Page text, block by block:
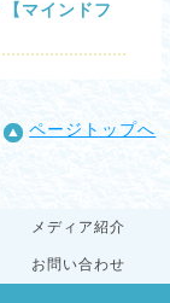
マインドフ
ページトップへ
メディア紹介
お問い合わせ